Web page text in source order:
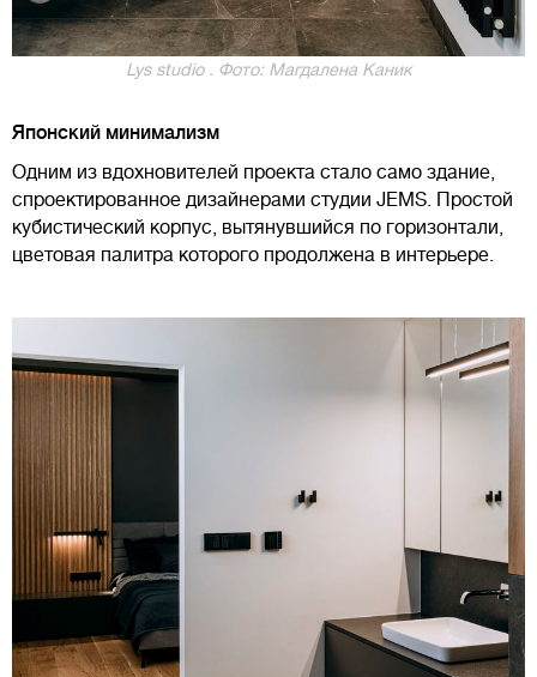
Lys studio . Фото: Магдалена Каник
Японский минимализм
Одним из вдохновителей проекта стало само здание,
спроектированное дизайнерами студии JEMS. Простой
кубистический корпус, вытянувшийся по горизонтали,
цветовая палитра которого продолжена в интерьере.